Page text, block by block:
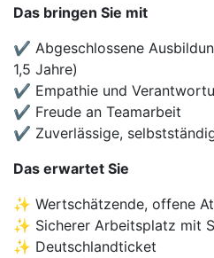
Das bringen Sie mit
✔ Abgeschlossene
1,5 Jahre)
✔ Empathie und
✔ Freude an Teamarbeit
✔ Zuverlässige,
Das erwartet Sie
✨ Wertschätzende, offene
✨ Sicherer Arbeitsplatz mit
✨ Deutschlandticket